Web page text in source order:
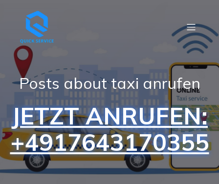
Posts about taxi anrufen
JETZT ANRUFEN:
+4917643170355